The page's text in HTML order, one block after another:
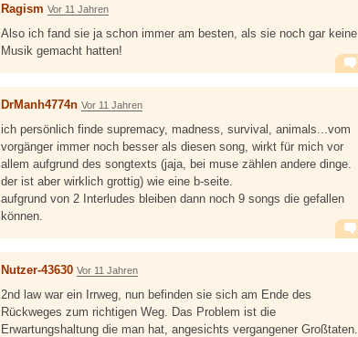
Ragism Vor 11 Jahren
Also ich fand sie ja schon immer am besten, als sie noch gar keine
Musik gemacht hatten!
Alarm Antworten
DrManh4774n Vor 11 Jahren
ich persönlich finde supremacy, madness, survival, animals...vom
vorgänger immer noch besser als diesen song, wirkt für mich vor
allem aufgrund des songtexts (jaja, bei muse zählen andere dinge.
der ist aber wirklich grottig) wie eine b-seite.
aufgrund von 2 Interludes bleiben dann noch 9 songs die gefallen
können.
Alarm Antworten
Nutzer-43630 Vor 11 Jahren
2nd law war ein Irrweg, nun befinden sie sich am Ende des
Rückweges zum richtigen Weg. Das Problem ist die
Erwartungshaltung die man hat, angesichts vergangener Großtaten.